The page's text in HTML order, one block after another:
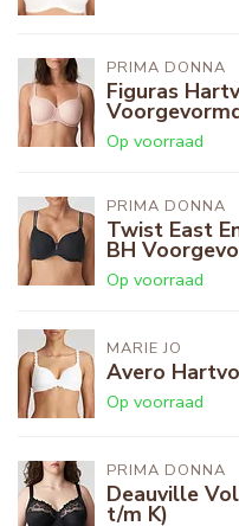
PRIMA DONNA
Figuras
Op voorraad
PRIMA DONNA
Twist East
BH
Op voorraad
MARIE JO
Avero
Op voorraad
PRIMA DONNA
Deauville
t/m K)